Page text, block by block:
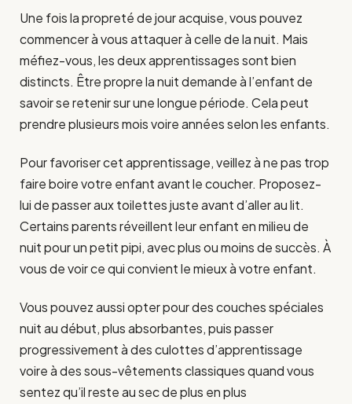
Une fois la propreté de jour acquise, vous pouvez
commencer à vous attaquer à celle de la nuit. Mais
méfiez-vous, les deux apprentissages sont bien
distincts. Être propre la nuit demande à l’enfant de
savoir se retenir sur une longue période. Cela peut
prendre plusieurs mois voire années selon les enfants.
Pour favoriser cet apprentissage, veillez à ne pas trop
faire boire votre enfant avant le coucher. Proposez-
lui de passer aux toilettes juste avant d’aller au lit.
Certains parents réveillent leur enfant en milieu de
nuit pour un petit pipi, avec plus ou moins de succès. À
vous de voir ce qui convient le mieux à votre enfant.
Vous pouvez aussi opter pour des couches spéciales
nuit au début, plus absorbantes, puis passer
progressivement à des culottes d’apprentissage
voire à des sous-vêtements classiques quand vous
sentez qu’il reste au sec de plus en plus